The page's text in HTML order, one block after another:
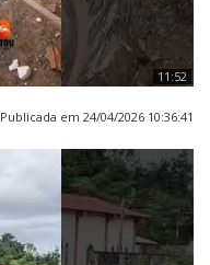
11:52
Publicada em 24/04/2026 10:36:41